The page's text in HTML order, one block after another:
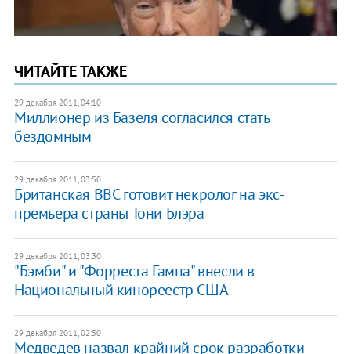
ЧИТАЙТЕ ТАКЖЕ
29 декабря 2011, 04:10
Миллионер из Базеля согласился стать
бездомным
29 декабря 2011, 03:50
Британская ВВС готовит некролог на экс-
премьера страны Тони Блэра
29 декабря 2011, 03:30
"Бэмби" и "Форреста Гампа" внесли в
Национальный кинореестр США
29 декабря 2011, 02:50
Медведев назвал крайний срок разработки